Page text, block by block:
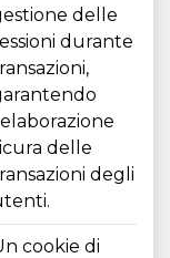
delle
durante le
delle
degli
cookie di